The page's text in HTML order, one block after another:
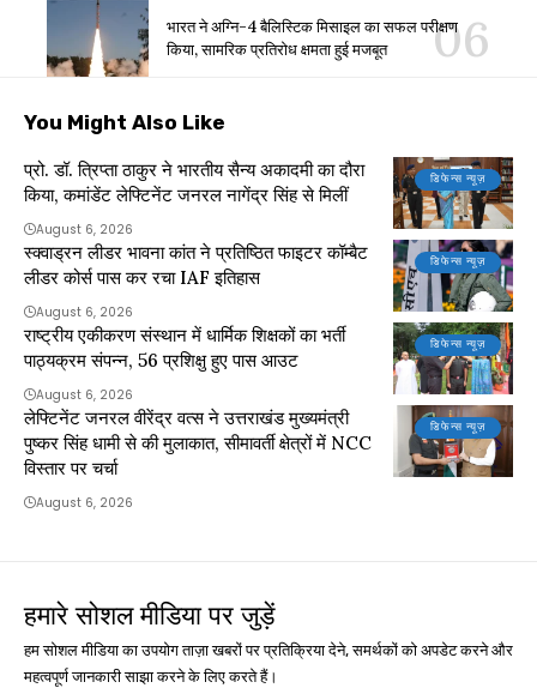
भारत ने अग्नि-4 बैलिस्टिक मिसाइल का सफल परीक्षण
किया, सामरिक प्रतिरोध क्षमता हुई मजबूत
You Might Also Like
डिफेन्स न्यूज़
प्रो. डॉ. त्रिप्ता ठाकुर ने भारतीय सैन्य अकादमी का दौरा
किया, कमांडेंट लेफ्टिनेंट जनरल नागेंद्र सिंह से मिलीं
August 6, 2026
डिफेन्स न्यूज़
स्क्वाड्रन लीडर भावना कांत ने प्रतिष्ठित फाइटर कॉम्बैट
लीडर कोर्स पास कर रचा IAF इतिहास
August 6, 2026
डिफेन्स न्यूज़
राष्ट्रीय एकीकरण संस्थान में धार्मिक शिक्षकों का भर्ती
पाठ्यक्रम संपन्न, 56 प्रशिक्षु हुए पास आउट
August 6, 2026
डिफेन्स न्यूज़
लेफ्टिनेंट जनरल वीरेंद्र वत्स ने उत्तराखंड मुख्यमंत्री
पुष्कर सिंह धामी से की मुलाकात, सीमावर्ती क्षेत्रों में NCC
विस्तार पर चर्चा
August 6, 2026
हमारे सोशल मीडिया पर जुड़ें
हम सोशल मीडिया का उपयोग ताज़ा खबरों पर प्रतिक्रिया देने, समर्थकों को अपडेट करने और
महत्वपूर्ण जानकारी साझा करने के लिए करते हैं।